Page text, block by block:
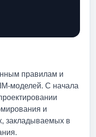
правилам и
моделей. С начала
и
закладываемых в